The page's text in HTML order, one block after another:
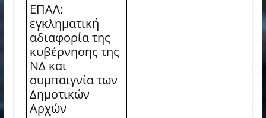
ΕΠΑΛ:
εγκληματική
αδιαφορία της
κυβέρνησης της
ΝΔ και
συμπαιγνία των
Δημοτικών
Αρχών